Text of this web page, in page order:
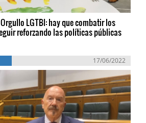
LGTBI: hay que combatir los
reforzando las políticas públicas
17/06/2022